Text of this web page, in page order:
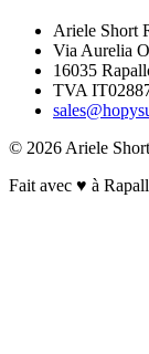
Ariele Short
Via Aurelia
16035
TVA
© 2026 Ariele
Fait avec ♥ à